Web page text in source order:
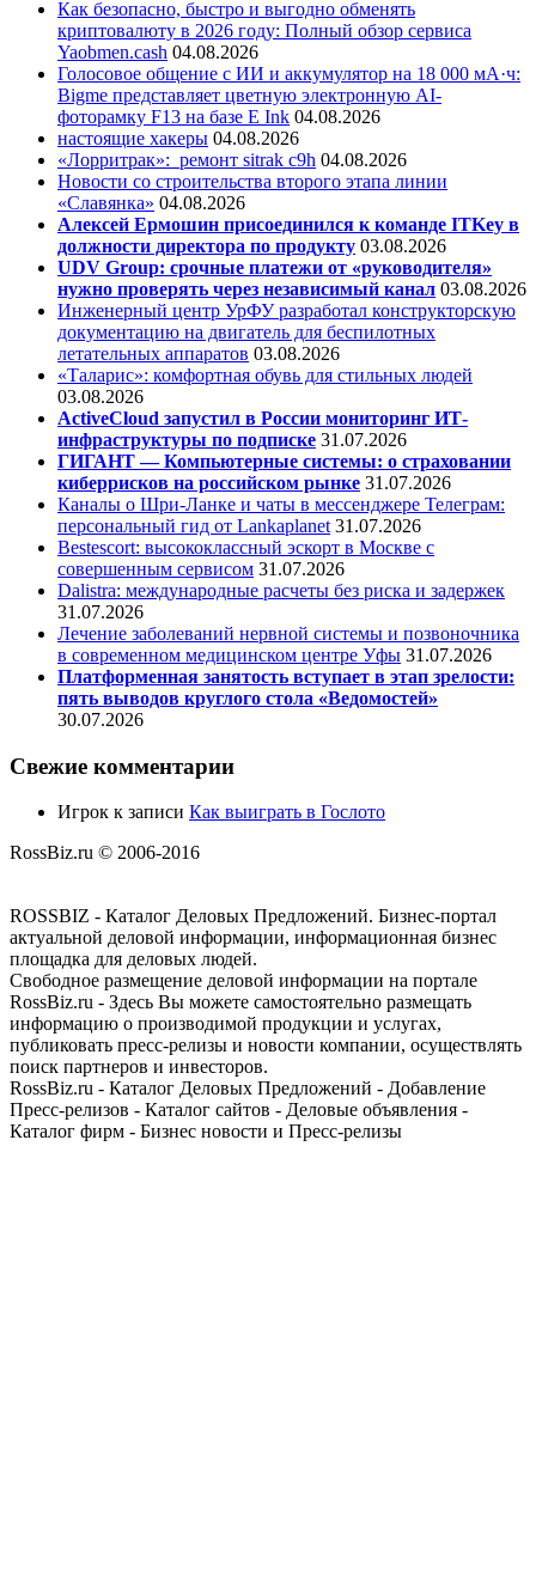
Как безопасно, быстро и выгодно обменять
криптовалюту в 2026 году: Полный обзор сервиса
Yaobmen.cash 04.08.2026
Голосовое общение с ИИ и аккумулятор на 18 000 мА·ч:
Bigme представляет цветную электронную AI-
фоторамку F13 на базе E Ink 04.08.2026
настоящие хакеры 04.08.2026
«Лорритрак»: ремонт sitrak c9h 04.08.2026
Новости со строительства второго этапа линии
«Славянка» 04.08.2026
Алексей Ермошин присоединился к команде ITKey в
должности директора по продукту 03.08.2026
UDV Group: срочные платежи от «руководителя»
нужно проверять через независимый канал 03.08.2026
Инженерный центр УрФУ разработал конструкторскую
документацию на двигатель для беспилотных
летательных аппаратов 03.08.2026
«Таларис»: комфортная обувь для стильных людей
03.08.2026
ActiveCloud запустил в России мониторинг ИТ-
инфраструктуры по подписке 31.07.2026
ГИГАНТ — Компьютерные системы: о страховании
киберрисков на российском рынке 31.07.2026
Каналы о Шри-Ланке и чаты в мессенджере Телеграм:
персональный гид от Lankaplanet 31.07.2026
Bestescort: высококлассный эскорт в Москве с
совершенным сервисом 31.07.2026
Dalistra: международные расчеты без риска и задержек
31.07.2026
Лечение заболеваний нервной системы и позвоночника
в современном медицинском центре Уфы 31.07.2026
Платформенная занятость вступает в этап зрелости:
пять выводов круглого стола «Ведомостей»
30.07.2026
Свежие комментарии
Игрок к записи Как выиграть в Гослото
RossBiz.ru © 2006-2016
ROSSBIZ - Каталог Деловых Предложений. Бизнес-портал
актуальной деловой информации, информационная бизнес
площадка для деловых людей.
Свободное размещение деловой информации на портале
RossBiz.ru - Здесь Вы можете самостоятельно размещать
информацию о производимой продукции и услугах,
публиковать пресс-релизы и новости компании, осуществлять
поиск партнеров и инвесторов.
RossBiz.ru - Каталог Деловых Предложений - Добавление
Пресс-релизов - Каталог сайтов - Деловые объявления -
Каталог фирм - Бизнес новости и Пресс-релизы